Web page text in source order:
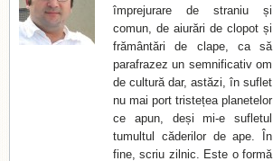
împrejurare de straniu și
comun, de aiurări de clopot și
frământări de clape, ca să
parafrazez un semnificativ om
de cultură dar, astăzi, în suflet
nu mai port tristețea planetelor
ce apun, deși mi-e sufletul
tumultul căderilor de ape. În
fine, scriu zilnic. Este o formă